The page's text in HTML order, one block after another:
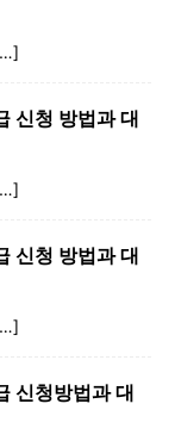
신청 방법과 대
신청 방법과 대
신청방법과 대